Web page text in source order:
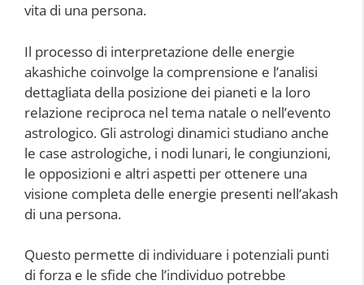
vita di una persona.
Il processo di interpretazione delle energie
akashiche coinvolge la comprensione e l’analisi
dettagliata della posizione dei pianeti e la loro
relazione reciproca nel tema natale o nell’evento
astrologico. Gli astrologi dinamici studiano anche
le case astrologiche, i nodi lunari, le congiunzioni,
le opposizioni e altri aspetti per ottenere una
visione completa delle energie presenti nell’akash
di una persona.
Questo permette di individuare i potenziali punti
di forza e le sfide che l’individuo potrebbe